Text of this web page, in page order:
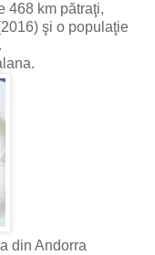
468 km pătraţi,
şi o populaţie
din Andorra